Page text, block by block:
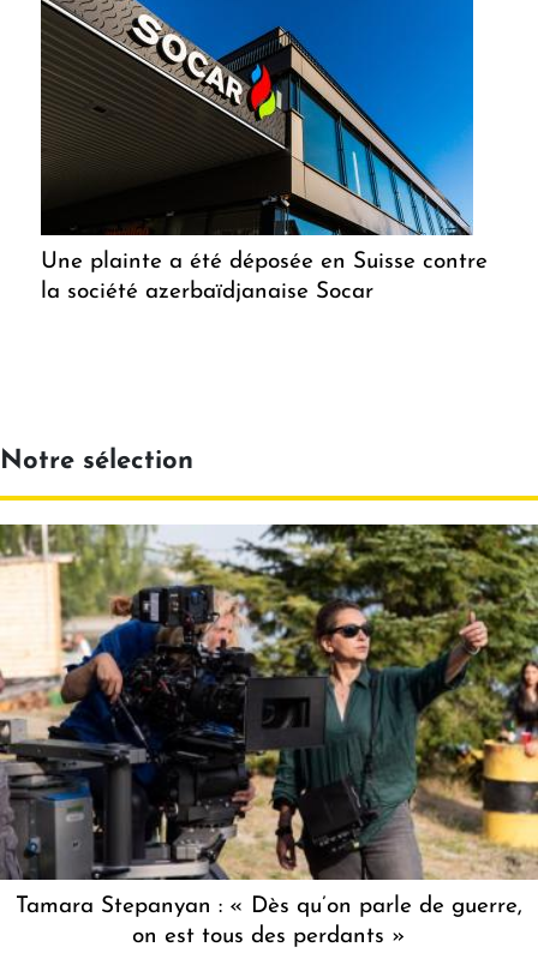
Une plainte a été déposée en Suisse contre
la société azerbaïdjanaise Socar
Notre sélection
Tamara Stepanyan : « Dès qu’on parle de guerre,
on est tous des perdants »